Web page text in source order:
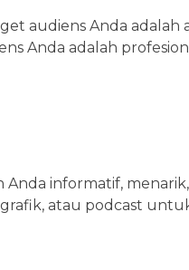
audiens Anda
Anda adalah
informatif,
atau podcast